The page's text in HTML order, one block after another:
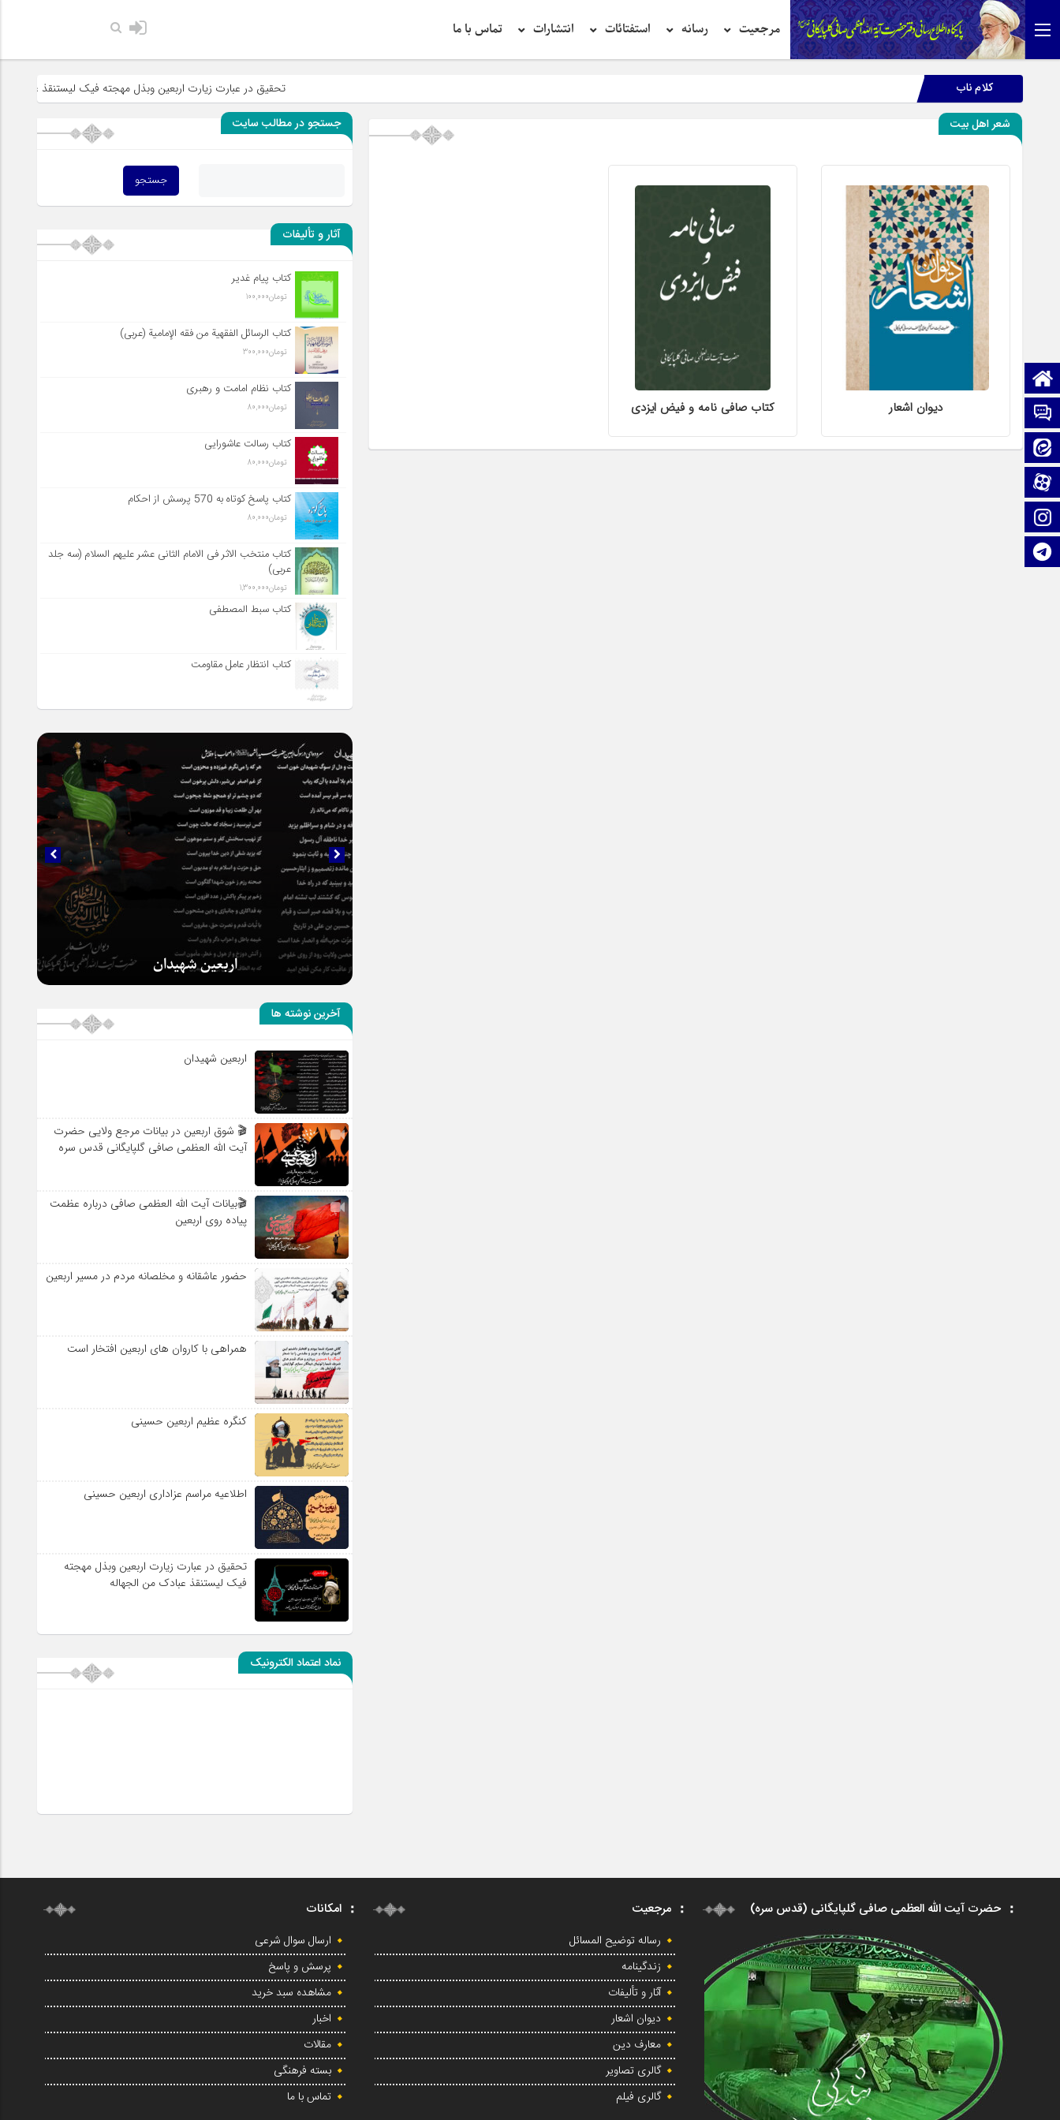
مرجعیت رسانه استفتائات انتشارات تماس با ما
صفحه نخست
ایتا
کلام ناب تحقیق در عبارت زیارت اربعین وبذل مهجته فیک لیستنقذ عبادک من الجهاله
شعر اهل بیت
دیوان اشعار کتاب صافی نامه و فیض ایزدی
جستجو در مطالب سایت
آثار و تألیفات
کتاب پیام غدیر
تومان100,000
کتاب الرسائل الفقهیة من فقه الإمامیة (عربی)
تومان300,000
کتاب نظام امامت و رهبری
تومان80,000
کتاب رسالت عاشورایی
تومان80,000
کتاب پاسخ کوتاه به 570 پرسش از احکام
تومان80,000
کتاب منتخب الاثر فی الامام الثانی عشر علیهم السلام (سه جلد
عربی)
تومان1,300,000
کتاب سبط المصطفی
کتاب انتظار عامل مقاومت
اربعین شهیدان
حضور عاشقانه و مخلصانه مردم در مسیر اربعین
آخرین نوشته ها
اربعین شهیدان
🎬 شوق اربعین در بیانات مرجع ولایی حضرت
آیت الله العظمی صافی گلپایگانی قدس سره
🎬بیانات آیت الله العظمی صافی درباره عظمت
پیاده روی اربعین
حضور عاشقانه و مخلصانه مردم در مسیر اربعین
همراهی با کاروان های اربعین افتخار است
کنگره عظیم اربعین حسینی
اطلاعیه مراسم عزاداری اربعین حسینی
تحقیق در عبارت زیارت اربعین وبذل مهجته
فیک لیستنقذ عبادک من الجهاله
نماد اعتماد الکترونیک
حضرت آیت الله العظمی صافی گلپایگانی (قدس سره) مرجعیت
رساله توضیح المسائل
زندگینامه
آثار و تألیفات
دیوان اشعار
معارف دین
گالری تصاویر
گالری فیلم
امکانات
ارسال سوال شرعی
پرسش و پاسخ
مشاهده سبد خرید
اخبار
مقالات
بسته فرهنگی
تماس با ما